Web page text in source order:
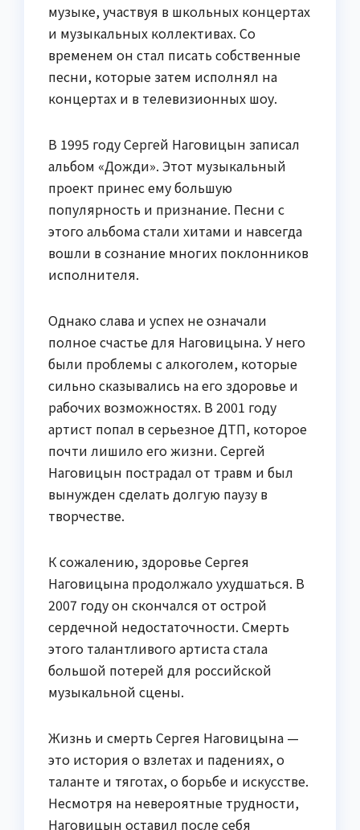
музыке, участвуя в школьных концертах
и музыкальных коллективах. Со
временем он стал писать собственные
песни, которые затем исполнял на
концертах и в телевизионных шоу.
В 1995 году Сергей Наговицын записал
альбом «Дожди». Этот музыкальный
проект принес ему большую
популярность и признание. Песни с
этого альбома стали хитами и навсегда
вошли в сознание многих поклонников
исполнителя.
Однако слава и успех не означали
полное счастье для Наговицына. У него
были проблемы с алкоголем, которые
сильно сказывались на его здоровье и
рабочих возможностях. В 2001 году
артист попал в серьезное ДТП, которое
почти лишило его жизни. Сергей
Наговицын пострадал от травм и был
вынужден сделать долгую паузу в
творчестве.
К сожалению, здоровье Сергея
Наговицына продолжало ухудшаться. В
2007 году он скончался от острой
сердечной недостаточности. Смерть
этого талантливого артиста стала
большой потерей для российской
музыкальной сцены.
Жизнь и смерть Сергея Наговицына —
это история о взлетах и падениях, о
таланте и тяготах, о борьбе и искусстве.
Несмотря на невероятные трудности,
Наговицын оставил после себя